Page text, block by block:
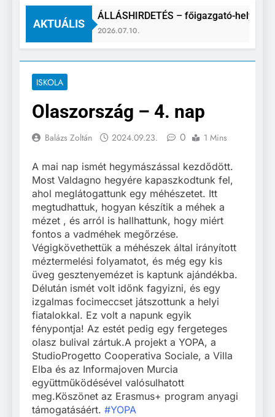
AKTUÁLIS
ÁLLÁSHIRDETÉS – főigazgató-helyettes
2026.07.10.
ISKOLA
Olaszország – 4. nap
Balázs Zoltán 2024.09.23. 0 1 Mins
A mai nap ismét hegymászással kezdődött.
Most Valdagno hegyére kapaszkodtunk fel,
ahol meglátogattunk egy méhészetet. Itt
megtudhattuk, hogyan készítik a méhek a
mézet , és arról is hallhattunk, hogy miért
fontos a vadméhek megőrzése.
Végigkövethettük a méhészek által irányított
méztermelési folyamatot, és még egy kis
üveg gesztenyemézet is kaptunk ajándékba.
Délután ismét volt időnk fagyizni, és egy
izgalmas focimeccset játszottunk a helyi
fiatalokkal. Ez volt a napunk egyik
fénypontja! Az estét pedig egy fergeteges
olasz bulival zártuk.A projekt a YOPA, a
StudioProgetto Cooperativa Sociale, a Villa
Elba és az Informajoven Murcia
együttműködésével valósulhatott
meg.Köszönet az Erasmus+ program anyagi
támogatásáért. #YOPA